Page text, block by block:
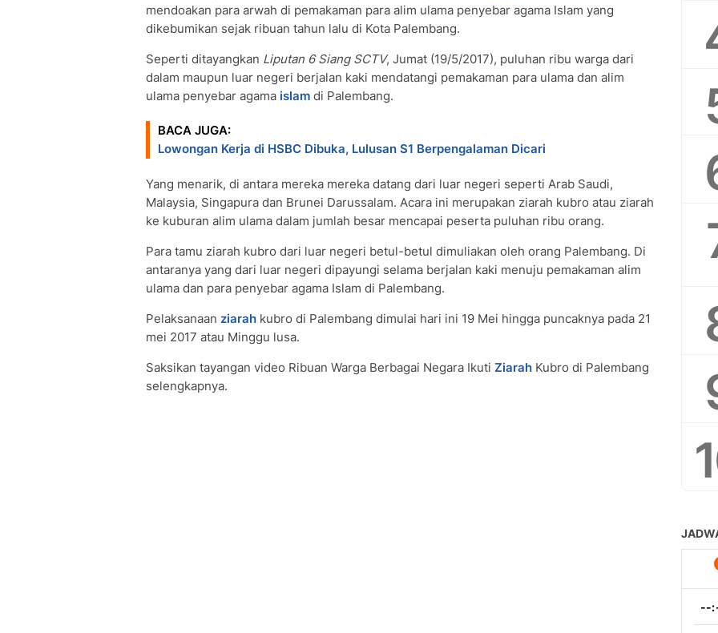
mendoakan para arwah di pemakaman para alim ulama penyebar agama Islam yang
dikebumikan sejak ribuan tahun lalu di Kota Palembang.
Seperti ditayangkan Liputan 6 Siang SCTV, Jumat (19/5/2017), puluhan ribu warga dari
dalam maupun luar negeri berjalan kaki mendatangi pemakaman para ulama dan alim
ulama penyebar agama islam di Palembang.
BACA JUGA:
Lowongan Kerja di HSBC Dibuka, Lulusan S1 Berpengalaman Dicari
Yang menarik, di antara mereka mereka datang dari luar negeri seperti Arab Saudi,
Malaysia, Singapura dan Brunei Darussalam. Acara ini merupakan ziarah kubro atau ziarah
ke kuburan alim ulama dalam jumlah besar mencapai peserta puluhan ribu orang.
Para tamu ziarah kubro dari luar negeri betul-betul dimuliakan oleh orang Palembang. Di
antaranya yang dari luar negeri dipayungi selama berjalan kaki menuju pemakaman alim
ulama dan para penyebar agama Islam di Palembang.
Pelaksanaan ziarah kubro di Palembang dimulai hari ini 19 Mei hingga puncaknya pada 21
mei 2017 atau Minggu lusa.
Saksikan tayangan video Ribuan Warga Berbagai Negara Ikuti Ziarah Kubro di Palembang
selengkapnya.